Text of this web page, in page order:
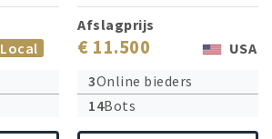
Local
Afslagprijs
€ 11.500
USA
3Online bieders
14Bots